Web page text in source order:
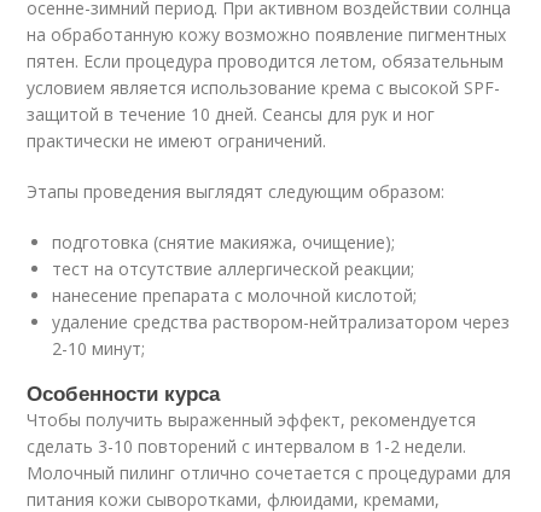
осенне-зимний период. При активном воздействии солнца
на обработанную кожу возможно появление пигментных
пятен. Если процедура проводится летом, обязательным
условием является использование крема с высокой SPF-
защитой в течение 10 дней. Сеансы для рук и ног
практически не имеют ограничений.
Этапы проведения выглядят следующим образом:
подготовка (снятие макияжа, очищение);
тест на отсутствие аллергической реакции;
нанесение препарата с молочной кислотой;
удаление средства раствором-нейтрализатором через
2-10 минут;
Особенности курса
Чтобы получить выраженный эффект, рекомендуется
сделать 3-10 повторений с интервалом в 1-2 недели.
Молочный пилинг отлично сочетается с процедурами для
питания кожи сыворотками, флюидами, кремами,